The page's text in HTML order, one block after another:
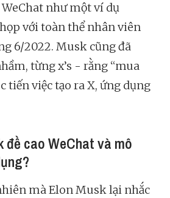
như một ví dụ
với toàn thể nhân viên
6/2022. Musk cũng đã
từng x’s - rằng “mua
tiến việc tạo ra X, ứng dụng
đề cao WeChat và mô
mà Elon Musk lại nhắc